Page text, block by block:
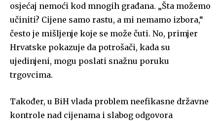
osjećaj nemoći kod mnogih građana. „Šta možemo
učiniti? Cijene samo rastu, a mi nemamo izbora,“
često je mišljenje koje se može čuti. No, primjer
Hrvatske pokazuje da potrošači, kada su
ujedinjeni, mogu poslati snažnu poruku
trgovcima.
Također, u BiH vlada problem neefikasne državne
kontrole nad cijenama i slabog odgovora